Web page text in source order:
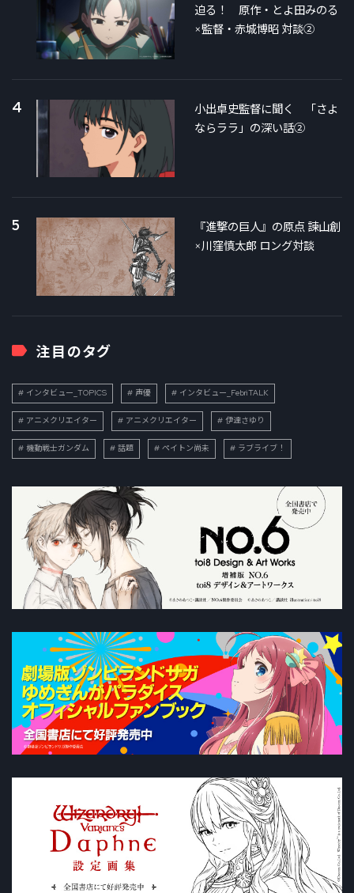
迫る！ 原作・とよ田みのる
×監督・赤城博昭 対談②
4
小出卓史監督に聞く 「さよ
ならララ」の深い話②
5
『進撃の巨人』の原点 諫山創
×川窪慎太郎 ロング対談
注目のタグ
インタビュー_TOPICS 声優 インタビュー_FebriTALK
アニメクリエイター アニメクリエイター 伊達さゆり
機動戦士ガンダム 話題 ペイトン尚未 ラブライブ！